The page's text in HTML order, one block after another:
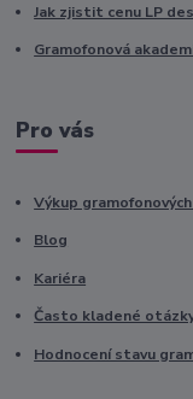
Jak zjistit cenu LP
Gramofonová
Pro vás
Výkup
Blog
Kariéra
Často kladené
Hodnocení stavu